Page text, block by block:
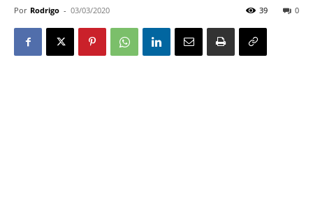
Por Rodrigo - 03/03/2020 0
39